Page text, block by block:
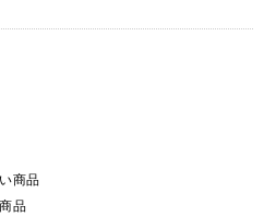
商品
品